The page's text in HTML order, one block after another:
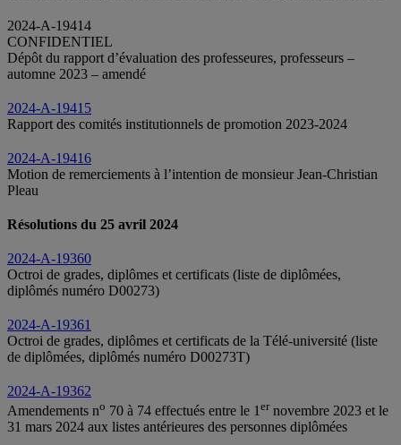
2024-A-19414
CONFIDENTIEL
Dépôt du rapport d’évaluation des professeures, professeurs –
automne 2023 – amendé
2024-A-19415
Rapport des comités institutionnels de promotion 2023-2024
2024-A-19416
Motion de remerciements à l’intention de monsieur Jean-Christian
Pleau
Résolutions du 25 avril 2024
2024-A-19360
Octroi de grades, diplômes et certificats (liste de diplômées,
diplômés numéro D00273)
2024-A-19361
Octroi de grades, diplômes et certificats de la Télé-université (liste
de diplômées, diplômés numéro D00273T)
2024-A-19362
Amendements no 70 à 74 effectués entre le 1 ernovembre 2023 et le
31 mars 2024 aux listes antérieures des personnes diplômées